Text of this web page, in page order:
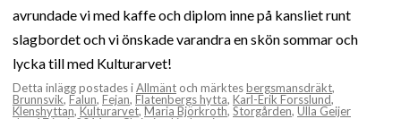
avrundade vi med kaffe och diplom inne på kansliet runt
slagbordet och vi önskade varandra en skön sommar och
lycka till med Kulturarvet!
Detta inlägg postades iAllmänt och märktesbergsmansdräkt,
Brunnsvik, Falun, Fejan, Flatenbergs hytta, Karl-Erik Forsslund,
Klenshyttan, Kulturarvet, Maria Björkroth, Storgården, Ulla Geijer